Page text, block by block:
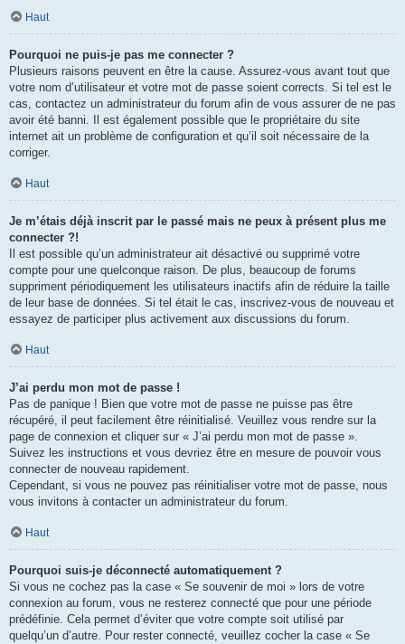
Haut
Pourquoi ne puis-je pas me connecter ?
Plusieurs raisons peuvent en être la cause. Assurez-vous avant tout que
votre nom d’utilisateur et votre mot de passe soient corrects. Si tel est le
cas, contactez un administrateur du forum afin de vous assurer de ne pas
avoir été banni. Il est également possible que le propriétaire du site
internet ait un problème de configuration et qu’il soit nécessaire de la
corriger.
Haut
Je m’étais déjà inscrit par le passé mais ne peux à présent plus me
connecter ?!
Il est possible qu’un administrateur ait désactivé ou supprimé votre
compte pour une quelconque raison. De plus, beaucoup de forums
suppriment périodiquement les utilisateurs inactifs afin de réduire la taille
de leur base de données. Si tel était le cas, inscrivez-vous de nouveau et
essayez de participer plus activement aux discussions du forum.
Haut
J’ai perdu mon mot de passe !
Pas de panique ! Bien que votre mot de passe ne puisse pas être
récupéré, il peut facilement être réinitialisé. Veuillez vous rendre sur la
page de connexion et cliquer sur « J’ai perdu mon mot de passe ».
Suivez les instructions et vous devriez être en mesure de pouvoir vous
connecter de nouveau rapidement.
Cependant, si vous ne pouvez pas réinitialiser votre mot de passe, nous
vous invitons à contacter un administrateur du forum.
Haut
Pourquoi suis-je déconnecté automatiquement ?
Si vous ne cochez pas la case « Se souvenir de moi » lors de votre
connexion au forum, vous ne resterez connecté que pour une période
prédéfinie. Cela permet d’éviter que votre compte soit utilisé par
quelqu’un d’autre. Pour rester connecté, veuillez cocher la case « Se